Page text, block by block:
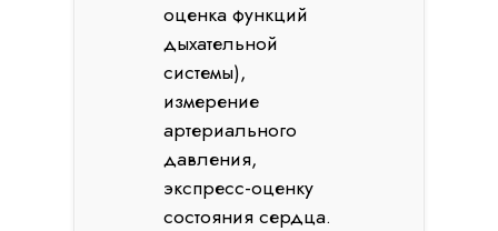
оценка функций
дыхательной
системы),
измерение
артериального
давления,
экспресс-оценку
состояния сердца.